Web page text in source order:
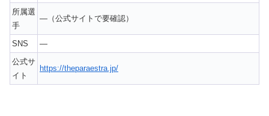
所属選
手
—（公式サイトで要確認）
SNS
—
公式サ
イト
https://theparaestra.jp/